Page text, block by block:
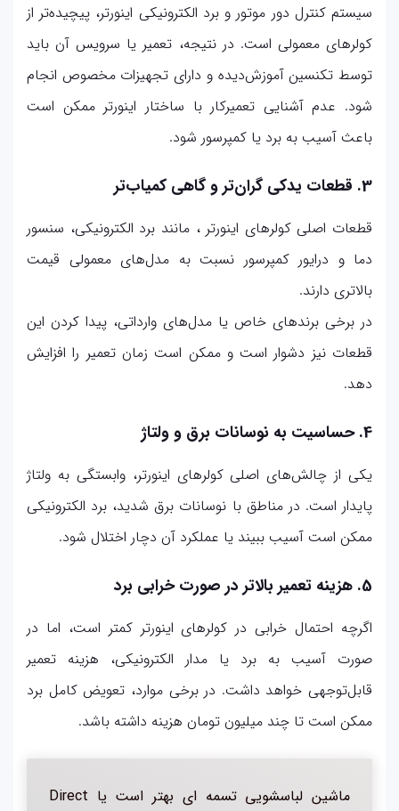
سیستم کنترل دور موتور و برد الکترونیکی اینورتر، پیچیده‌تر از
کولرهای معمولی است. در نتیجه، تعمیر یا سرویس آن باید
توسط تکنسین آموزش‌دیده و دارای تجهیزات مخصوص انجام
شود. عدم آشنایی تعمیرکار با ساختار اینورتر ممکن است
باعث آسیب به برد یا کمپرسور شود.
3. قطعات یدکی گران‌تر و گاهی کمیاب‌تر
قطعات اصلی کولرهای اینورتر ، مانند برد الکترونیکی، سنسور
دما و درایور کمپرسور نسبت به مدل‌های معمولی قیمت
بالاتری دارند.
در برخی برندهای خاص یا مدل‌های وارداتی، پیدا کردن این
قطعات نیز دشوار است و ممکن است زمان تعمیر را افزایش
دهد.
4. حساسیت به نوسانات برق و ولتاژ
یکی از چالش‌های اصلی کولرهای اینورتر، وابستگی به ولتاژ
پایدار است. در مناطق با نوسانات برق شدید، برد الکترونیکی
ممکن است آسیب ببیند یا عملکرد آن دچار اختلال شود.
5. هزینه تعمیر بالاتر در صورت خرابی برد
اگرچه احتمال خرابی در کولرهای اینورتر کمتر است، اما در
صورت آسیب به برد یا مدار الکترونیکی، هزینه تعمیر
قابل‌توجهی خواهد داشت. در برخی موارد، تعویض کامل برد
ممکن است تا چند میلیون تومان هزینه داشته باشد.
ماشین لباسشویی تسمه ای بهتر است یا Direct